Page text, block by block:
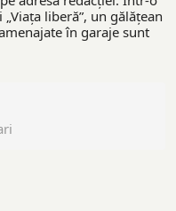
liberă”, un gălăţean
în garaje sunt